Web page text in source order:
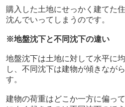
購入した土地にせっかく建てた
沈んでいってしまうのです。
※地盤沈下と不同沈下の違い
地盤沈下は土地に対して水平に
し、不同沈下は建物が傾きなが
す。
建物の荷重はどこか一方に偏っ